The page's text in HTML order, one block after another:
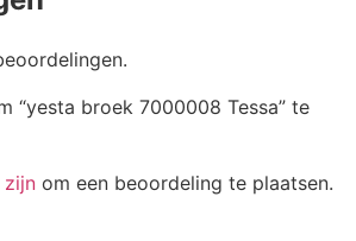
“yesta broek 7000008 Tessa” te
zijn om een beoordeling te plaatsen.